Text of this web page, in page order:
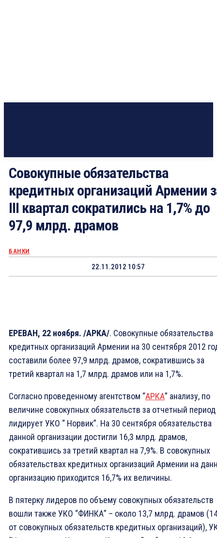
Совокупные обязательства
кредитных организаций Армении
III квартал сократились на 1,7% до
97,9 млрд. драмов
БАНКИ
22.11.2012 10:57
ЕРЕВАН, 22 ноября. /АРКА/. Совокупные обязательства
кредитных организаций Армении на 30 сентября 2012
составили более 97,9 млрд. драмов, сократившись за
третий квартал на 1,7 млрд. драмов или на 1,7%.
Согласно проведенному агентством “АРКА” анализу, по
величине совокупных обязательств за отчетный период
лидирует УКО “ Норвик”. На 30 сентября обязательства
данной организации достигли 16,3 млрд. драмов,
сократившись за третий квартал на 7,9%. В совокупных
обязательствах кредитных организаций Армении на
организацию приходится 16,7% их величины.
В пятерку лидеров по объему совокупных обязательств
вошли также УКО “ФИНКА” – около 13,7 млрд. драмов
от совокупных обязательств кредитных организаций),